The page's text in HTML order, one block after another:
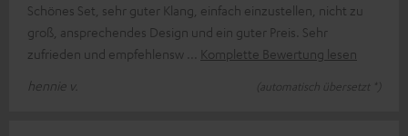
Schönes Set, sehr guter Klang, einfach einzustellen, nicht zu
groß, ansprechendes Design und ein guter Preis. Sehr
zufrieden und empfehlensw
Komplette Bewertung lesen
hennie v.
(automatisch übersetzt *)